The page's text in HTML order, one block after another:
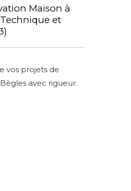
Maison à
et
vos projets de
avec rigueur.